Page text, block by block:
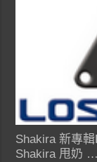
Shakira 新專
Shakira 甩奶 …